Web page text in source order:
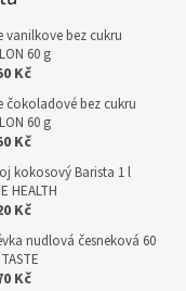
vanilkove bez cukru
60 g
Kč
čokoladové bez cukru
60 g
Kč
kokosový Barista 1 l
HEALTH
Kč
nudlová česneková 60
Kč